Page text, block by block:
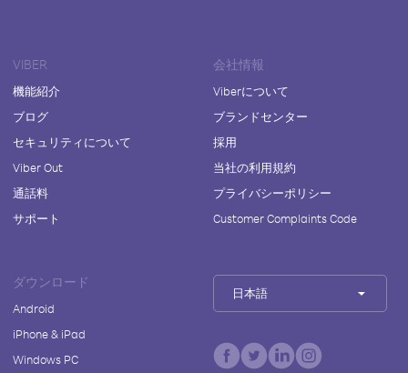
VIBER
機能紹介
ブログ
セキュリティについて
Viber Out
通話料
サポート
会社情報
Viberについて
ブランドセンター
採用
当社の利用規約
プライバシーポリシー
Customer Complaints Code
ダウンロード
Android
iPhone & iPad
Windows PC
日本語